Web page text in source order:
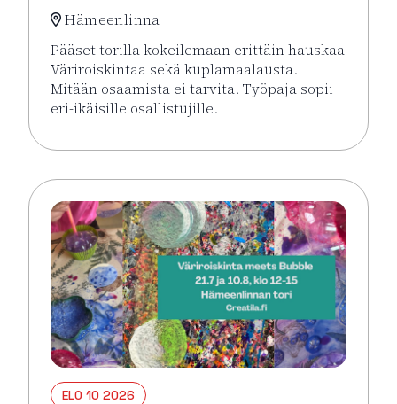
Hämeenlinna
Pääset torilla kokeilemaan erittäin hauskaa
Väriroiskintaa sekä kuplamaalausta.
Mitään osaamista ei tarvita. Työpaja sopii
eri-ikäisille osallistujille.
Lue lisää tapahtumasta Väriroiskinta Meets
ELO 10 2026